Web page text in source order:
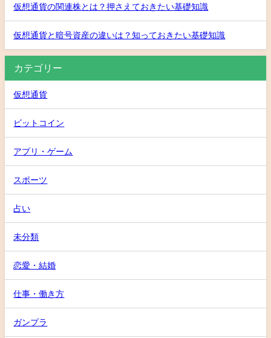
仮想通貨の関連株とは？押さえておきたい基礎知識
仮想通貨と暗号資産の違いは？知っておきたい基礎知識
カテゴリー
仮想通貨
ビットコイン
アプリ・ゲーム
スポーツ
占い
未分類
恋愛・結婚
仕事・働き方
ガンプラ